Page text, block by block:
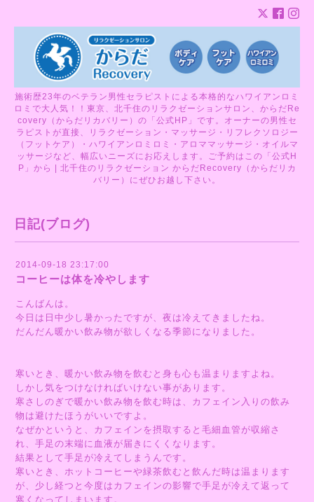
施術歴23年のベテラン男性セラピストによる本格的なハワイアンロミ
ロミで大人気！！東京、北千住のリラクゼーションサロン、からだRe
covery（からだリカバリー）の「公式HP」です。オーナーの男性セ
ラピストが直接、リラクゼーション・マッサージ・リフレクソロジー
（フットケア）・ハワイアンロミロミ・アロママッサージ・オイルマ
ッサージなど、幅広いニーズにお応えします。ご予約はこの「公式H
P」から | 北千住のリラクゼーション からだRecovery（からだリカ
バリー）にぜひお越し下さい。
日記(ブログ)
2014-09-18 23:17:00
コーヒーは体を冷やします
こんばんは。
今日は日中少し暑かったですが、夜は冷えてきましたね。
だんだん暖かい飲み物が欲しくなる季節になりました。
寒いとき、暖かい飲み物を飲むと身も心も温まりますよね。
しかし気をつけなければいけない事があります。
寒さしのぎで暖かい飲み物を飲む時は、カフェイン入りの飲み
物は避けたほうがいいですよ。
なぜかというと、カフェインを摂取すると毛細血管が収縮さ
れ、手足の末端に血液が届きにくくなります。
結果として手足が冷えてしまうんです。
寒いとき、ホットコーヒーや緑茶飲むと飲んだ時は温まります
が、少し経つと今度はカフェインの影響で手足が冷えて返って
寒くなってしまいます。